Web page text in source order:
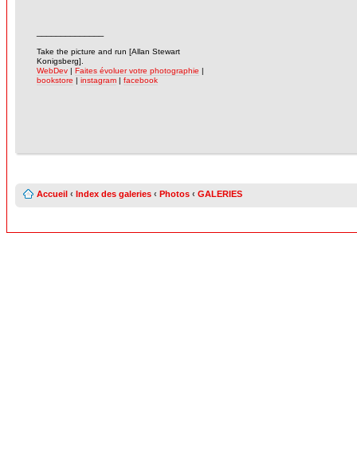
Take the picture and run [Allan Stewart
Konigsberg].
WebDev | Faites évoluer votre photographie |
bookstore | instagram | facebook
Accueil ‹ Index des galeries ‹ Photos ‹ GALERIES